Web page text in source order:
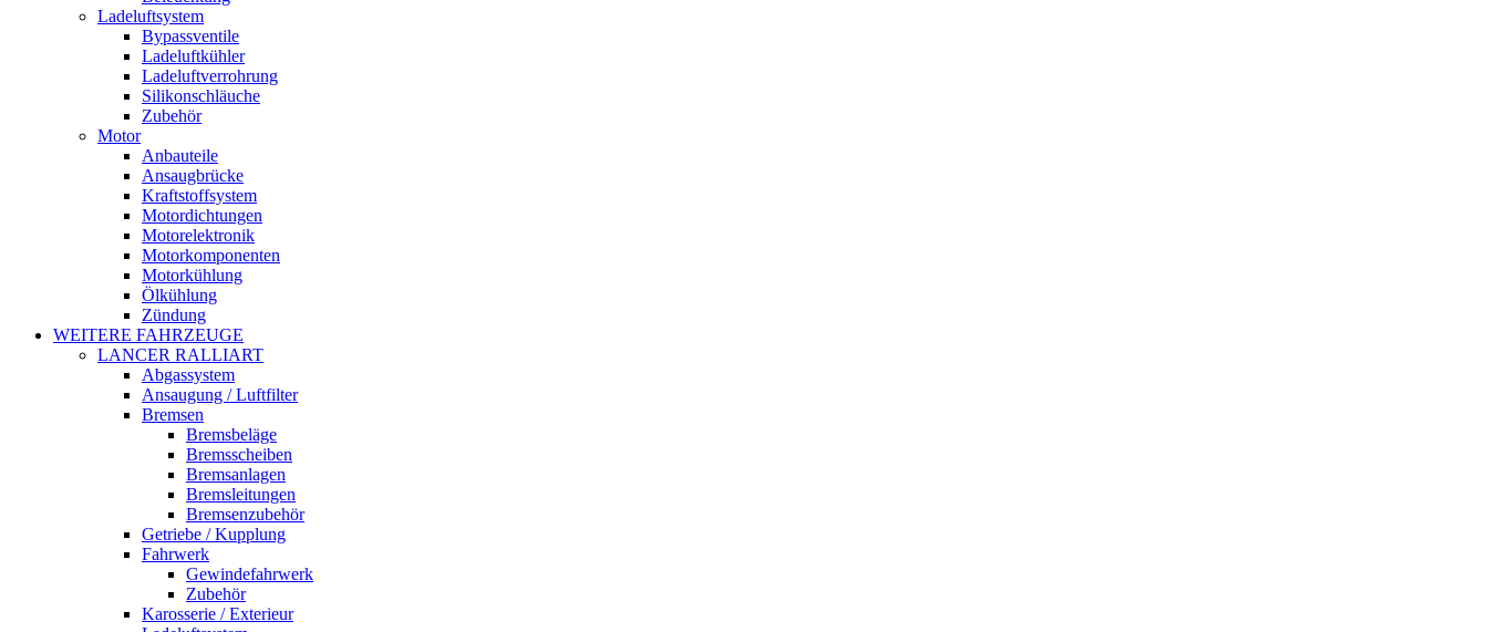
Ladeluftsystem
Bypassventile
Ladeluftkühler
Ladeluftverrohrung
Silikonschläuche
Zubehör
Motor
Anbauteile
Ansaugbrücke
Kraftstoffsystem
Motordichtungen
Motorelektronik
Motorkomponenten
Motorkühlung
Ölkühlung
Zündung
WEITERE FAHRZEUGE
LANCER RALLIART
Abgassystem
Ansaugung / Luftfilter
Bremsen
Bremsbeläge
Bremsscheiben
Bremsanlagen
Bremsleitungen
Bremsenzubehör
Getriebe / Kupplung
Fahrwerk
Gewindefahrwerk
Zubehör
Karosserie / Exterieur